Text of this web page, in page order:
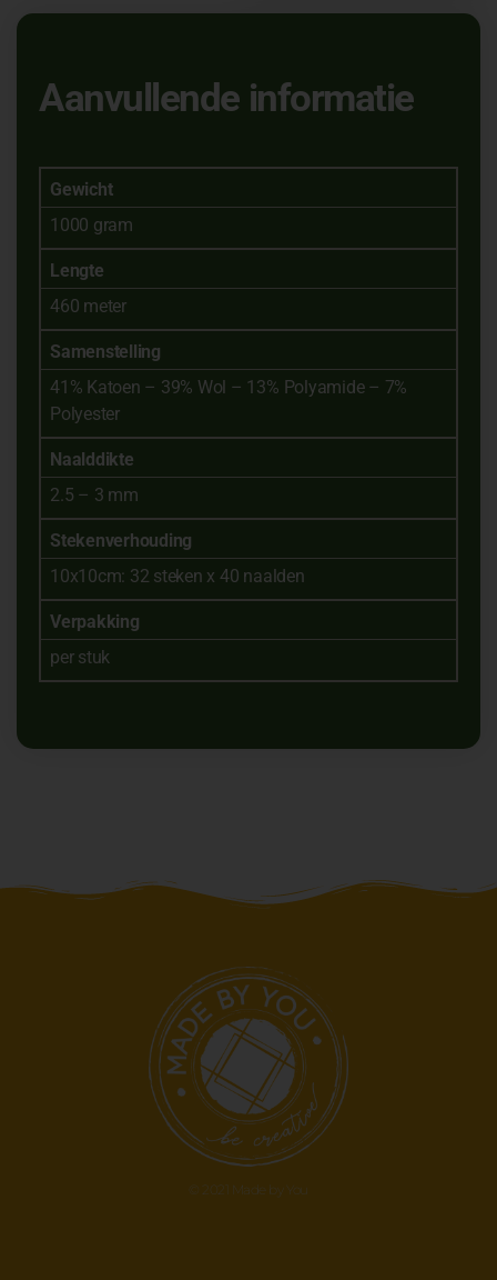
Aanvullende informatie
Gewicht
1000 gram
Lengte
460 meter
Samenstelling
41% Katoen – 39% Wol – 13% Polyamide – 7%
Polyester
Naalddikte
2.5 – 3 mm
Stekenverhouding
10x10cm: 32 steken x 40 naalden
Verpakking
per stuk
© 2021 Made by You